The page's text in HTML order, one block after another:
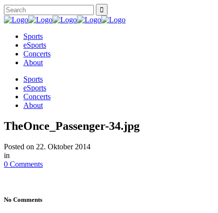
Sports
eSports
Concerts
About
Sports
eSports
Concerts
About
TheOnce_Passenger-34.jpg
Posted on 22. Oktober 2014
in
0 Comments
No Comments